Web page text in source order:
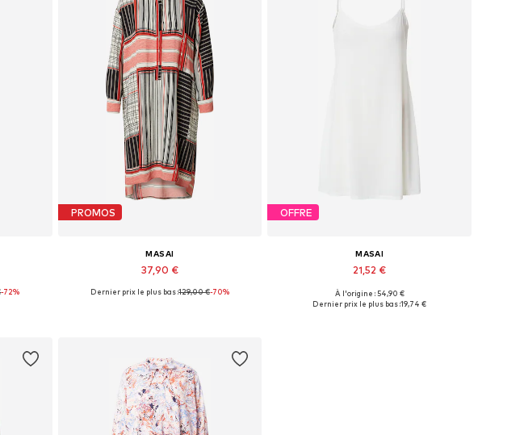
-72%
PROMOS
MASAI
37,90 €
Tailles disponibles: 34, 36
Dernier prix le plus bas :129,00 €-70%
OFFRE
MASAI
21,52 €
Tailles disponibles: XS
À l'origine : 54,90 €
Dernier prix le plus bas :19,74 €